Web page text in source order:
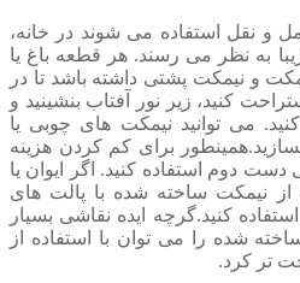
و نقل استفاده می شوند در خانه،
به نظر می رسند. هر قطعه باغ یا
و نیمکت پشتی داشته باشد تا در
کنید، زیر نور آفتاب بنشینید و
می توانید نیمکت های چوبی یا
برای کم کردن هزینه
دست دوم استفاده کنید. اگر ایوان یا
از نیمکت ساخته شده با پالت های
کنید.گرچه ایده نقاشی بسیار
شده را می توان با استفاده از
تر کرد.